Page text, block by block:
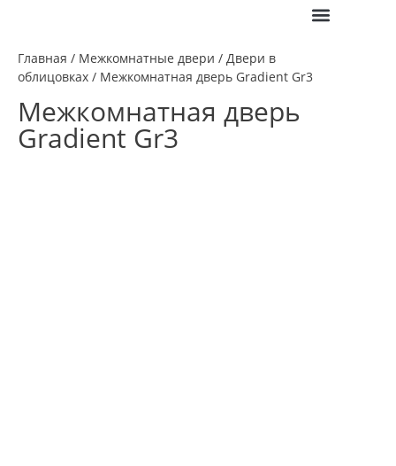
Главная / Межкомнатные двери / Двери в
облицовках / Межкомнатная дверь Gradient Gr3
Межкомнатная дверь
Gradient Gr3